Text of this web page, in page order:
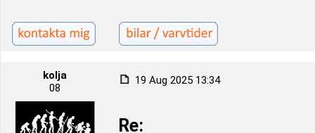
kolja
08
19 Aug 2025 13:34
Re: